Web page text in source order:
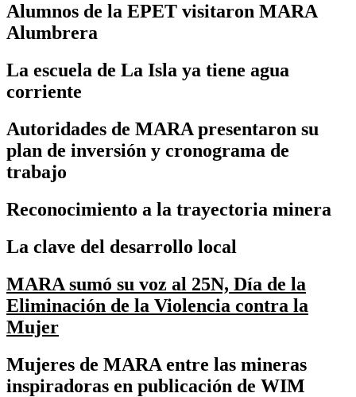
Alumnos de la EPET visitaron MARA
Alumbrera
La escuela de La Isla ya tiene agua
corriente
Autoridades de MARA presentaron su
plan de inversión y cronograma de
trabajo
Reconocimiento a la trayectoria minera
La clave del desarrollo local
MARA sumó su voz al 25N, Día de la
Eliminación de la Violencia contra la
Mujer
Mujeres de MARA entre las mineras
inspiradoras en publicación de WIM